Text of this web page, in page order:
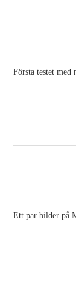
Första testet
Ett par bilder på